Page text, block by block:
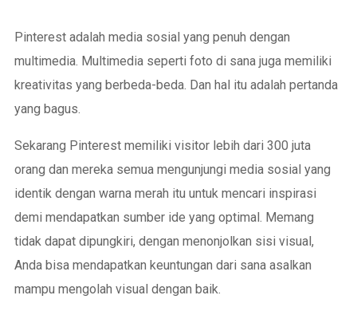
Pinterest adalah media sosial yang penuh dengan
multimedia. Multimedia seperti foto di sana juga memiliki
kreativitas yang berbeda-beda. Dan hal itu adalah pertanda
yang bagus.
Sekarang Pinterest memiliki visitor lebih dari 300 juta
orang dan mereka semua mengunjungi media sosial yang
identik dengan warna merah itu untuk mencari inspirasi
demi mendapatkan sumber ide yang optimal. Memang
tidak dapat dipungkiri, dengan menonjolkan sisi visual,
Anda bisa mendapatkan keuntungan dari sana asalkan
mampu mengolah visual dengan baik.